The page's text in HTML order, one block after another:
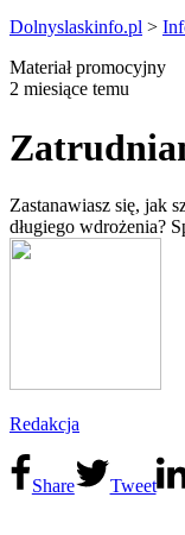
Dolnyslaskinfo.pl >
Materiał promocyjny
2 miesiące temu
Zastanawiasz się, jak
długiego wdrożenia?
Redakcja
Share Tweet